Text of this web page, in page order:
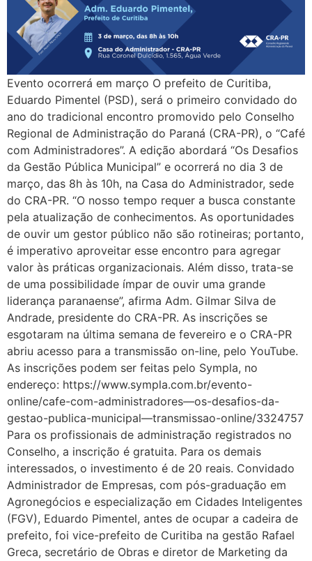
Evento ocorrerá em março O prefeito de Curitiba,
Eduardo Pimentel (PSD), será o primeiro convidado do
ano do tradicional encontro promovido pelo Conselho
Regional de Administração do Paraná (CRA-PR), o “Café
com Administradores”. A edição abordará “Os Desafios
da Gestão Pública Municipal” e ocorrerá no dia 3 de
março, das 8h às 10h, na Casa do Administrador, sede
do CRA-PR. “O nosso tempo requer a busca constante
pela atualização de conhecimentos. As oportunidades
de ouvir um gestor público não são rotineiras; portanto,
é imperativo aproveitar esse encontro para agregar
valor às práticas organizacionais. Além disso, trata-se
de uma possibilidade ímpar de ouvir uma grande
liderança paranaense”, afirma Adm. Gilmar Silva de
Andrade, presidente do CRA-PR. As inscrições se
esgotaram na última semana de fevereiro e o CRA-PR
abriu acesso para a transmissão on-line, pelo YouTube.
As inscrições podem ser feitas pelo Sympla, no
endereço: https://www.sympla.com.br/evento-
online/cafe-com-administradores—os-desafios-da-
gestao-publica-municipal—transmissao-online/3324757
Para os profissionais de administração registrados no
Conselho, a inscrição é gratuita. Para os demais
interessados, o investimento é de 20 reais. Convidado
Administrador de Empresas, com pós-graduação em
Agronegócios e especialização em Cidades Inteligentes
(FGV), Eduardo Pimentel, antes de ocupar a cadeira de
prefeito, foi vice-prefeito de Curitiba na gestão Rafael
Greca, secretário de Obras e diretor de Marketing da